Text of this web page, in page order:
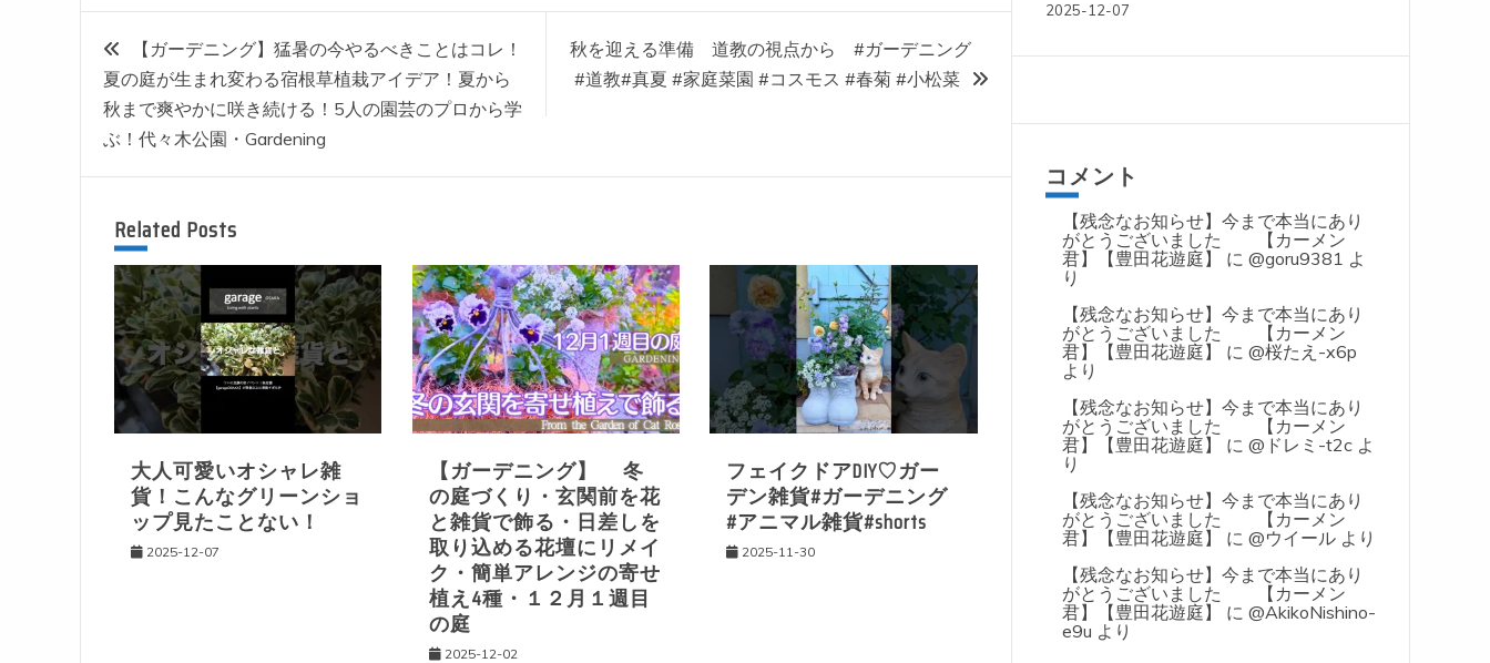
投
稿
ナ
ビ
ゲ
ー
シ
【ガーデニング】猛暑の今やるべきことはコレ！
夏の庭が生まれ変わる宿根草植栽アイデア！夏から
秋まで爽やかに咲き続ける！5人の園芸のプロから学
ぶ！代々木公園・Gardening
秋を迎える準備 道教の視点から #ガーデニング
#道教#真夏 #家庭菜園 #コスモス #春菊 #小松菜
Related Posts
大人可愛いオシャレ雑
貨！こんなグリーンショ
ップ見たことない！
2025-12-07
【ガーデニング】 冬
の庭づくり・玄関前を花
と雑貨で飾る・日差しを
取り込める花壇にリメイ
ク・簡単アレンジの寄せ
植え4種・１２月１週目
の庭
2025-12-02
フェイクドアDIY♡ガー
デン雑貨#ガーデニング
#アニマル雑貨#shorts
2025-11-30
2025-12-07
コメント
【残念なお知らせ】今まで本当にあり
がとうございました 【カーメン
君】【豊田花遊庭】
に @goru9381 よ
り
【残念なお知らせ】今まで本当にあり
がとうございました 【カーメン
君】【豊田花遊庭】
に @桜たえ-x6p
より
【残念なお知らせ】今まで本当にあり
がとうございました 【カーメン
君】【豊田花遊庭】
に @ドレミ-t2cよ
り
【残念なお知らせ】今まで本当にあり
がとうございました 【カーメン
君】【豊田花遊庭】
に @ウイールより
【残念なお知らせ】今まで本当にあり
がとうございました 【カーメン
君】【豊田花遊庭】
に @AkikoNishino-
e9u より